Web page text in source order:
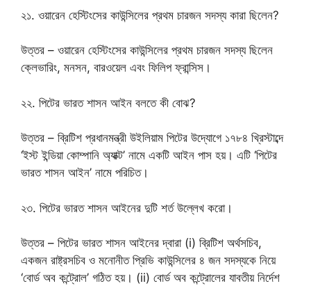
২১. ওয়ারেন হেস্টিংসের কাউন্সিলের প্রথম চারজন সদস্য কারা ছিলেন?
উত্তর – ওয়ারেন হেস্টিংসের কাউন্সিলের প্রথম চারজন সদস্য ছিলেন
ক্লেভারিং, মনসন, বারওয়েল এবং ফিলিপ ফ্রান্সিস।
২২. পিটের ভারত শাসন আইন বলতে কী বোঝ?
উত্তর – ব্রিটিশ প্রধানমন্ত্রী উইলিয়াম পিটের উদ্যোগে ১৭৮৪ খ্রিস্টাব্দে
‘ইস্ট ইন্ডিয়া কোম্পানি অ্যাক্ট’ নামে একটি আইন পাস হয়। এটি ‘পিটের
ভারত শাসন আইন’ নামে পরিচিত।
২৩. পিটের ভারত শাসন আইনের দুটি শর্ত উল্লেখ করো।
উত্তর – পিটের ভারত শাসন আইনের দ্বারা (i) ব্রিটিশ অর্থসচিব,
একজন রাষ্ট্রসচিব ও মনোনীত প্রিভি কাউন্সিলের ৪ জন সদস্যকে নিয়ে
‘বোর্ড অব কন্ট্রোল’ গঠিত হয়। (ii) বোর্ড অব কন্ট্রোলের যাবতীয় নির্দেশ